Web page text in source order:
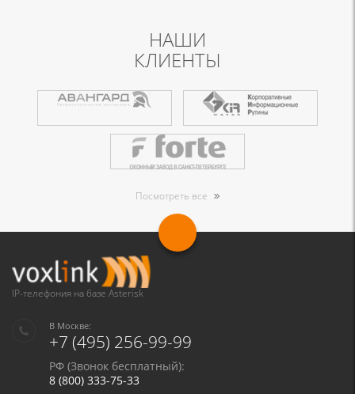
НАШИ
КЛИЕНТЫ
Посмотреть все
IP-телефония на базе Asterisk
В Москве:
+7 (495) 256-99-99
РФ (Звонок бесплатный):
8 (800) 333-75-33